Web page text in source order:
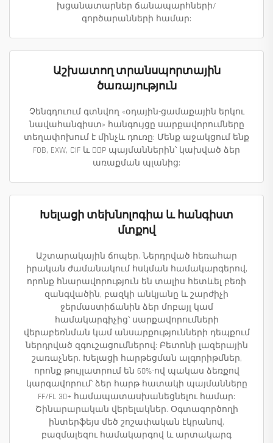
խցանատարներ ճանապարհների/
գործարանների համար:
Աշխատող տրանսպորտային
ծառայություն
Չենգդուում գտնվող «օդային-ցամաքային երկու
նավահանգիստ» հանգույցը սարքավորումները
տեղափոխում է մինչև դուռը: Մենք աջակցում ենք
FOB, EXW, CIF և DDP պայմաններին՝ կախված ձեր
առաքման պլանից:
Խելացի տեխնոլոգիա և հանգիստ
մտքով
Աշտարակային ճոպեր. Ներդրված հեռահար
իրական ժամանակում հսկման համակարգերով,
որոնք հնարավորություն են տալիս հետևել բեռի
զանգվածին, բազկի անկյանը և շարժիչի
ջերմաստիճանին ձեր մոբայլ կամ
համակարգիչից՝ սարքավորումների
վերաբեռնման կամ անսարքությունների դեպքում
ներդրված զգուշացումներով: Բետոնի լազերային
շառաչներ. Խելացի հարթեցման ալգորիթմներ,
որոնք թույլատրում են 60%-ով պակաս ձեռքով
կարգավորում՝ ձեր հարթ հատակի պայմանները
FF/FL 30+ համապատասխանեցնելու համար:
Շինարարական վերելակներ. Օգտագործողի
ինտերֆեյս մեծ շոշափական էկրանով,
բազմալեզու համակարգով և արտակարգ